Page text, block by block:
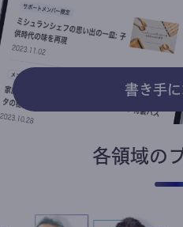
書き手に
各領域の